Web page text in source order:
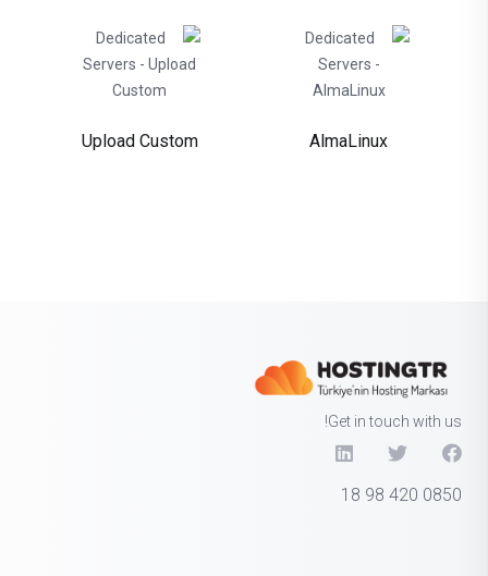
AlmaLinux
Upload Custom
Get in touch with us!
0850 420 98 18